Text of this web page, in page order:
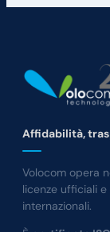
Affidabilità,
Volocom opera
licenze ufficiali
internazionali.